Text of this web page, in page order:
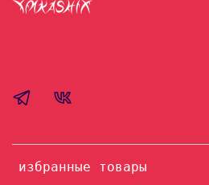
избранные товары